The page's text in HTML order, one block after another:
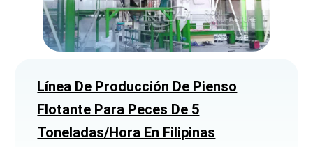
Línea De Producción De Pienso
Flotante Para Peces De 5
Toneladas/hora En Filipinas